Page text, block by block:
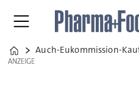
Home
Auch-Eukommission-
ANZEIGE
ANZEIGE